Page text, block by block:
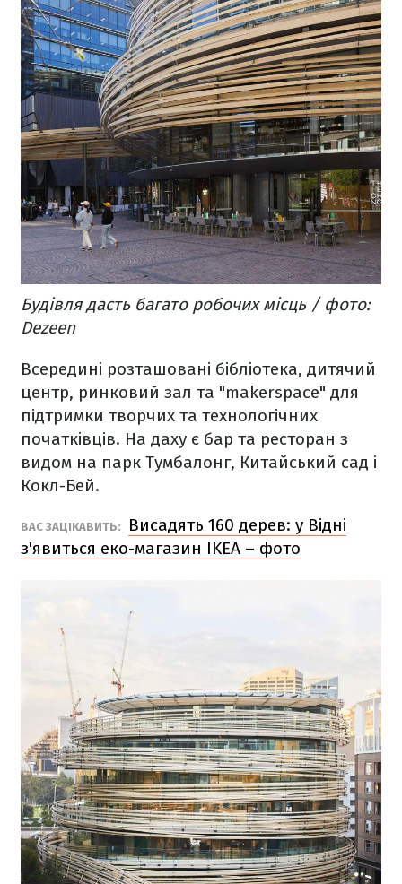
Будівля дасть багато робочих місць / фото:
Dezeen
Всередині розташовані бібліотека, дитячий
центр, ринковий зал та "makerspace" для
підтримки творчих та технологічних
початківців. На даху є бар та ресторан з
видом на парк Тумбалонг, Китайський сад і
Кокл-Бей.
ВАС ЗАЦІКАВИТЬ:
Висадять 160 дерев: у Відні
з'явиться еко-магазин IKEA – фото